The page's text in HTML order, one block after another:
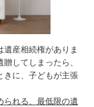
産相続権がありま
してしまったら、
きに、子どもが主張
られる、最低限の遺